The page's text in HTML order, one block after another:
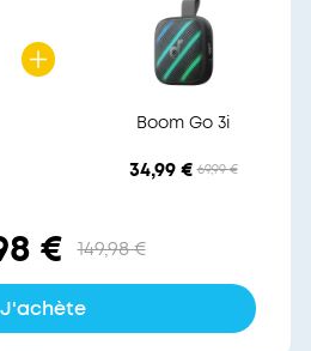
Boom Go 3i
34,99 € 69,99 €
€ 149,98 €
J'achète